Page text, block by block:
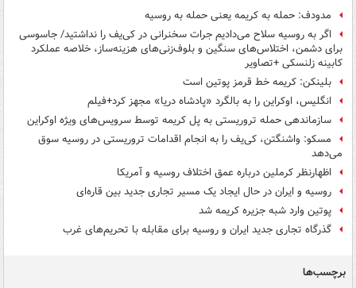
مدودف: حمله به کریمه یعنی حمله به روسیه
اگر به روسیه سلاح می‌دادیم جرات سخنرانی در کی‌یف را نداشتید/ جاسوسی
برای دشمن، اختلاس‌های سنگین و بلوف‌زنی‌های هزینه‌ساز، خلاصه عملکرد
کابینه زلنسکی +تصاویر
بلینکن: کریمه خط قرمز پوتین است
انگلیس، اوکراین را به بالگرد «پادشاه دریا» مجهز کرد+فیلم
سازماندهی حمله تروریستی به پل کریمه توسط سرویس‌های ویژه اوکراین
مسکو: واشنگتن، کی‌یف را به انجام اقدامات تروریستی در روسیه سوق
می‌دهد
اظهارنظر کرملین درباره عمق اختلاف روسیه و آمریکا
روسیه و ایران در حال ایجاد یک مسیر تجاری جدید بین قاره‌ای
پوتین وارد شبه جزیره کریمه شد
گذرگاه تجاری جدید ایران و روسیه برای مقابله با تحریم‌های غرب
برچسب‌ها